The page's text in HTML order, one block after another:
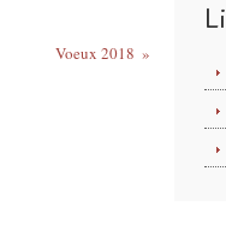
Voeux 2018